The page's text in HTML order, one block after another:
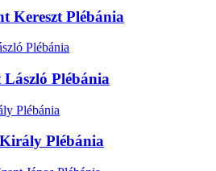
Kereszt Plébánia
László Plébánia
Plébánia